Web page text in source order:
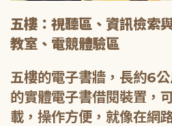
五樓：視聽區、資訊檢索
教室、電競體驗區
五樓的電子書牆，長約6
的實體電子書借閱裝置，
載，操作方便，就像在網